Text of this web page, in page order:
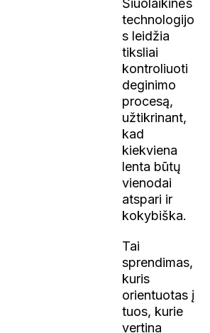
Šiuolaikinės
technologijo
s leidžia
tiksliai
kontroliuoti
deginimo
procesą,
užtikrinant,
kad
kiekviena
lenta būtų
vienodai
atspari ir
kokybiška.
Tai
sprendimas,
kuris
orientuotas į
tuos, kurie
vertina